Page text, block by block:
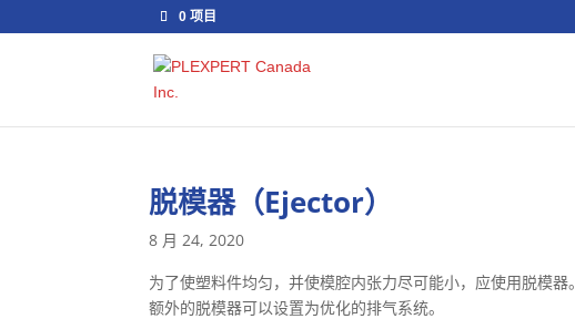
0 项目
脱模器（Ejector）
8 月 24, 2020
为了使塑料件均匀，并使模腔内张力尽可能小，应使用脱模器。
额外的脱模器可以设置为优化的排气系统。